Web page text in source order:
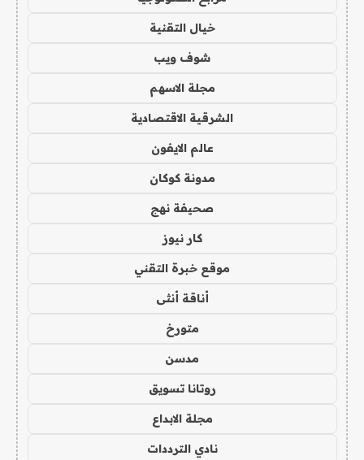
خيال التقنية
شوف ويب
مجلة الاسهم
الشرقية الاقتصادية
عالم الايفون
مدونة كوكان
صحيفة نهج
كار نيوز
موقع خبرة التقني
أناقة أنثى
متورخ
مدسن
روتانا تسويق
مجلة الابداع
نادي الترددات